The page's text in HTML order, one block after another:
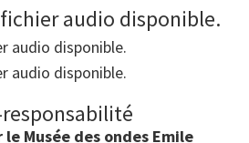
audio disponible.
audio disponible.
audio disponible.
Musée des ondes Emile